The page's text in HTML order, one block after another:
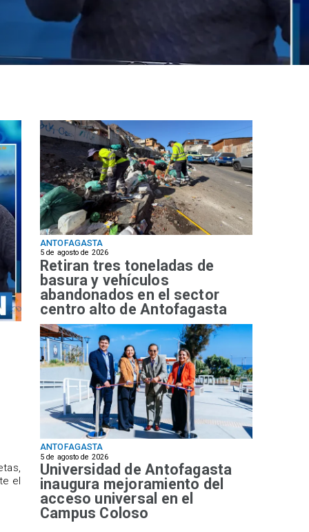
el
ANTOFAGASTA
5 de agosto de 2026
Retiran tres toneladas de
basura y vehículos
abandonados en el sector
centro alto de Antofagasta
ANTOFAGASTA
5 de agosto de 2026
Universidad de Antofagasta
inaugura mejoramiento del
acceso universal en el
Campus Coloso